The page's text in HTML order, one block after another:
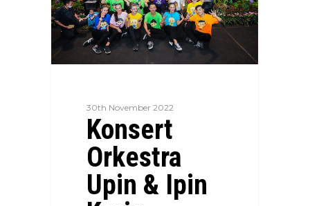
30th November 2022
Konsert
Orkestra
Upin & Ipin